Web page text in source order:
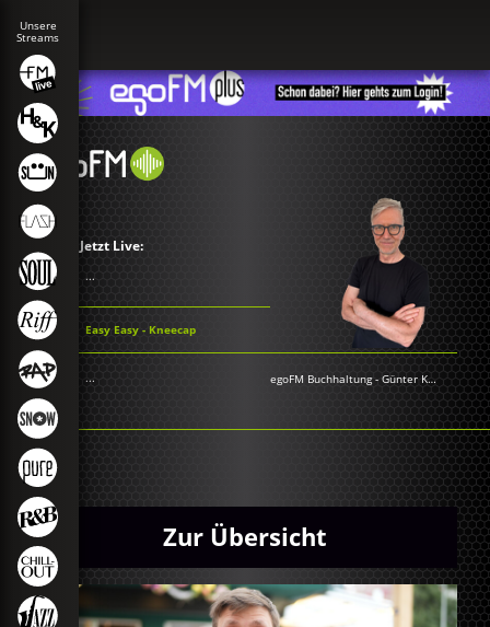
Jetzt Live:
...
Easy Easy - Kneecap
... egoFM Buchhaltung-Günter Keil
Zur Übersicht